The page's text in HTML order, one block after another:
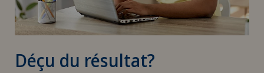
Déçu du résultat?